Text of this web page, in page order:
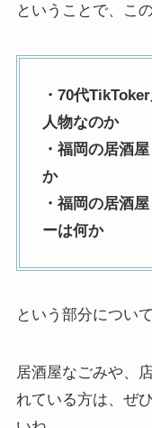
ということで、こ
・70代
人物なのか
・福岡の居酒
か
・福岡の居酒
ーは何か
という部分につい
居酒屋なごみや、
れている方は、ぜ